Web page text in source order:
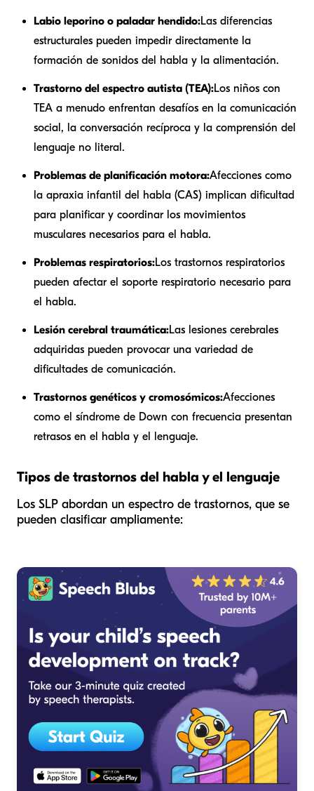
Labio leporino o paladar hendido:Las diferencias
estructurales pueden impedir directamente la
formación de sonidos del habla y la alimentación.
Trastorno del espectro autista (TEA):Los niños con
TEA a menudo enfrentan desafíos en la comunicación
social, la conversación recíproca y la comprensión del
lenguaje no literal.
Problemas de planificación motora:Afecciones como
la apraxia infantil del habla (CAS) implican dificultad
para planificar y coordinar los movimientos
musculares necesarios para el habla.
Problemas respiratorios:Los trastornos respiratorios
pueden afectar el soporte respiratorio necesario para
el habla.
Lesión cerebral traumática:Las lesiones cerebrales
adquiridas pueden provocar una variedad de
dificultades de comunicación.
Trastornos genéticos y cromosómicos:Afecciones
como el síndrome de Down con frecuencia presentan
retrasos en el habla y el lenguaje.
Tipos de trastornos del habla y el lenguaje
Los SLP abordan un espectro de trastornos, que se
pueden clasificar ampliamente: